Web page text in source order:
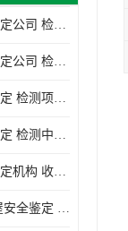
宁德福建省房屋鉴定公司 检测项目广 可及时反馈数据结果
南平邵武市房屋鉴定公司 检测准确率高 加强房屋的日常与管理
宁德宁德市房屋鉴定 检测项目广 可及时反馈数据结果
厦门宁德市房屋鉴定 检测中心 收费合理规范 项目全 周期短
福建宁德市房屋鉴定机构 收费合理规范 加强房屋的日常与管理
三明房屋鉴定 房屋安全鉴定 检测方便 快捷 经验较为丰富